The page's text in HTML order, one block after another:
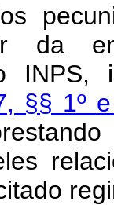
da
INPS,
§§ 1º